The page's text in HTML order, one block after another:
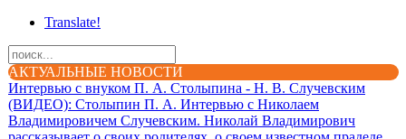
Translate!
АКТУАЛЬНЫЕ НОВОСТИ
Интервью с внуком П. А. Столыпина - Н. В. Случевским
(ВИДЕО): Столыпин П. А. Интервью с Николаем
Владимировичем Случевским. Николай Владимирович